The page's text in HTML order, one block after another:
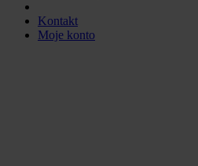
Kontakt
Moje konto